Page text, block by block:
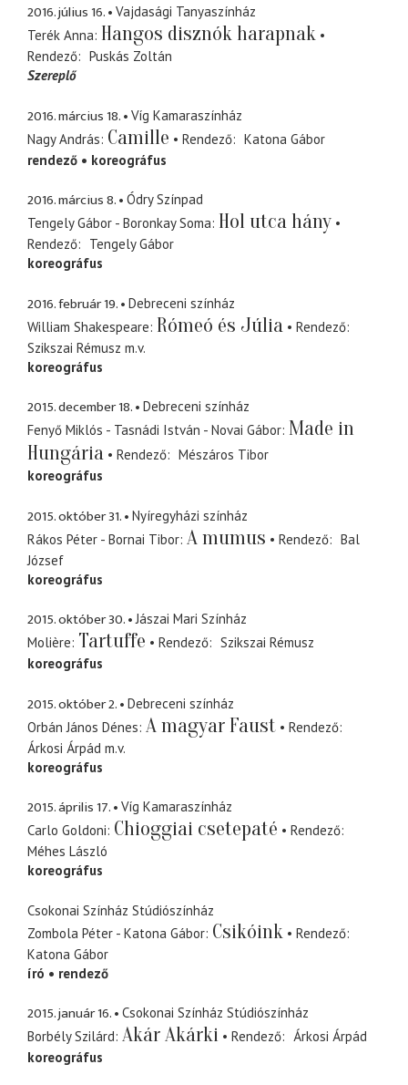
2016. július 16.
Vajdasági Tanyaszínház
Terék Anna Hangos disznók harapnak
Rendező
Puskás Zoltán
Szereplő
2016. március 18.
Víg Kamaraszínház
Nagy András Camille Rendező
Katona Gábor
rendező
koreográfus
2016. március 8.
Ódry Színpad
Tengely Gábor - Boronkay Soma Hol utca hány
Rendező
Tengely Gábor
koreográfus
2016. február 19.
Debreceni színház
William Shakespeare Rómeó és Júlia
Rendező
Szikszai Rémusz m.v.
koreográfus
2015. december 18.
Debreceni színház
Fenyő Miklós - Tasnádi István - Novai Gábor Made in
Hungária
Rendező
Mészáros Tibor
koreográfus
2015. október 31.
Nyíregyházi színház
Rákos Péter - Bornai Tibor A mumus Rendező
Bal
József
koreográfus
2015. október 30.
Jászai Mari Színház
Molière Tartuffe Rendező
Szikszai Rémusz
koreográfus
2015. október 2.
Debreceni színház
Orbán János Dénes A magyar Faust
Rendező
Árkosi Árpád m.v.
koreográfus
2015. április 17.
Víg Kamaraszínház
Carlo Goldoni Chioggiai csetepaté
Rendező
Méhes László
koreográfus
Csokonai Színház Stúdiószínház
Zombola Péter - Katona Gábor Csikóink
Rendező
Katona Gábor
író
rendező
2015. január 16.
Csokonai Színház Stúdiószínház
Borbély Szilárd Akár Akárki Rendező
Árkosi Árpád
koreográfus